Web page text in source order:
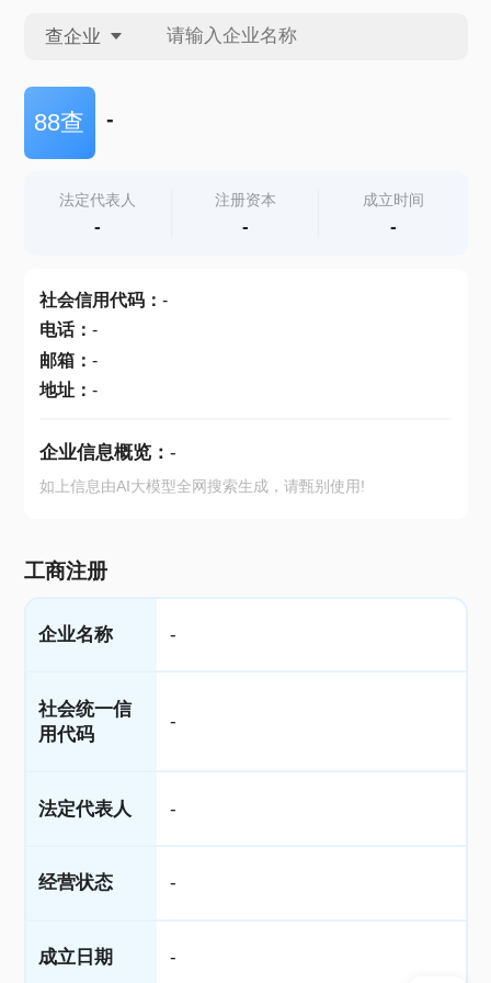
查企业
查企业
查产地
88查 -
法定代表人
-
注册资本
-
成立时间
-
社会信用代码： -
电话： -
邮箱： -
地址： -
企业信息概览： -
如上信息由AI大模型全网搜索生成，请甄别使用!
工商注册
企业名称 -
社会统一信
用代码
-
法定代表人 -
经营状态 -
成立日期 -